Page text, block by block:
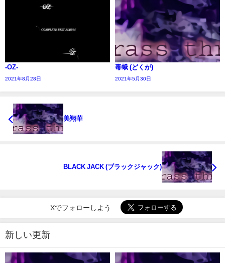
-OZ-
2021年8月28日
毒蛾 (どくが)
2021年5月30日
美翔華
BLACK JACK (ブラックジャック)
Xでフォローしよう
新しい更新